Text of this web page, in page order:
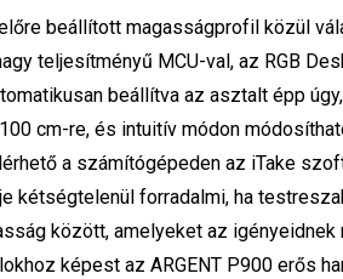
beállított magasságprofil közül
teljesítményű MCU-val, az RGB
beállítva az asztalt épp
cm-re, és intuitív módon
a számítógépeden az iTake
kétségtelenül forradalmi, ha
között, amelyeket az
képest az ARGENT P900 erős